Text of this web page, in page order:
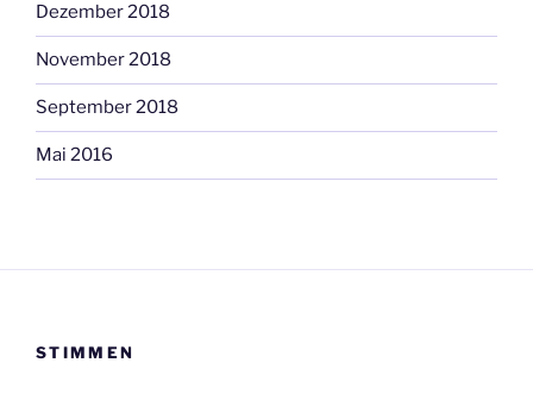
Dezember 2018
November 2018
September 2018
Mai 2016
STIMMEN